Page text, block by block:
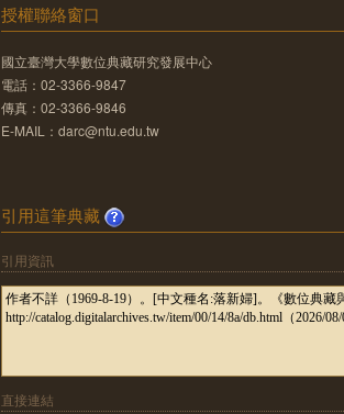
授權聯絡窗口
國立臺灣大學數位典藏研究發展中心
電話：02-3366-9847
傳真：02-3366-9846
E-MAIL：darc@ntu.edu.tw
引用這筆典藏
引用資訊
直接連結